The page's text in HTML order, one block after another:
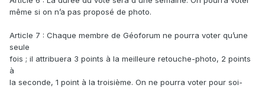
même si on n’a pas proposé de photo.
Article 7 : Chaque membre de Géoforum ne pourra voter qu’une
seule
fois ; il attribuera 3 points à la meilleure retouche-photo, 2 points
à
la seconde, 1 point à la troisième. On ne pourra voter pour soi-